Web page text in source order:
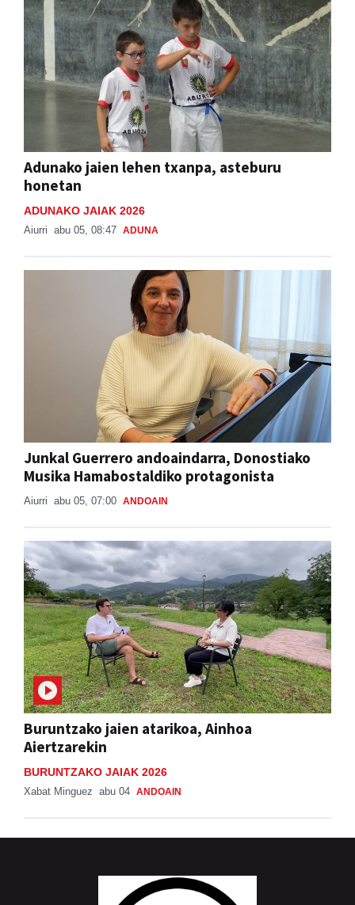
Adunako jaien lehen txanpa, asteburu
honetan
ADUNAKO JAIAK 2026
Aiurri abu 05, 08:47 ADUNA
Junkal Guerrero andoaindarra, Donostiako
Musika Hamabostaldiko protagonista
Aiurri abu 05, 07:00 ANDOAIN
Buruntzako jaien atarikoa, Ainhoa
Aiertzarekin
BURUNTZAKO JAIAK 2026
Xabat Minguez abu 04 ANDOAIN